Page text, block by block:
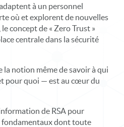
à un personnel
où et explorent de nouvelles
concept de « Zero Trust »
centrale dans la sécurité
notion même de savoir à qui
pour quoi — est au cœur du
de RSA pour
fondamentaux dont toute